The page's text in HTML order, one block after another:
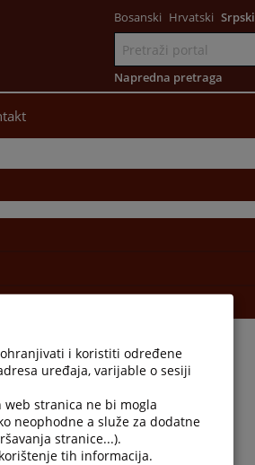
Bosanski Hrvatski Srpski
Napredna pretraga
i koristiti određene
uređaja, varijable o sesiji
stranica ne bi mogla
neophodne a služe za dodatne
stranice...).
tih informacija.